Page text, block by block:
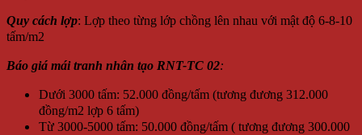
Quy cách lợp: Lợp theo từng lớp chồng lên nhau với mật độ 6-8-10
tấm/m2
Báo giá mái tranh nhân tạo RNT-TC 02:
Dưới 3000 tấm: 52.000 đồng/tấm (tương đương 312.000
đồng/m2 lợp 6 tấm)
Từ 3000-5000 tấm: 50.000 đồng/tấm ( tương đương 300.000